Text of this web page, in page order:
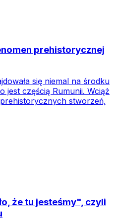
prehistorycznej
się niemal na środku
jest częścią Rumunii. Wciąż
stworzeń,
że tu jesteśmy", czyli